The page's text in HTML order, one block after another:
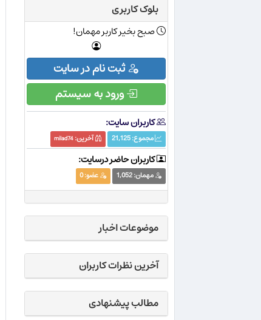
بلوک کاربری
صبح بخیر کاربر مهمان!
ثبت نام در سایت
ورود به سیستم
کاربران سایت:
مجموع:21,125 آخرین:milad74
کاربران حاضر درسایت:
مهمان:1,052 عضو:0
موضوعات اخبار
آخرین نظرات کاربران
مطالب پیشنهادی